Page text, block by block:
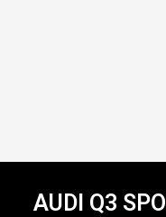
AUDI Q3